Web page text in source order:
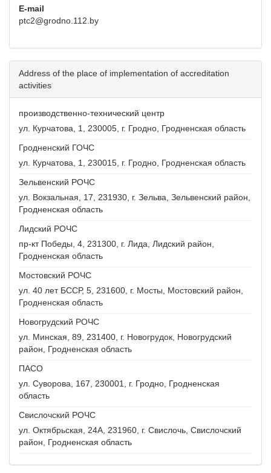
E-mail
ptc2@grodno.112.by
Address of the place of implementation of accreditation
activities
производственно-технический центр
ул. Курчатова, 1, 230005, г. Гродно, Гродненская область
Гродненский ГОЧС
ул. Курчатова, 1, 230015, г. Гродно, Гродненская область
Зельвенский РОЧС
ул. Вокзальная, 17, 231930, г. Зельва, Зельвенский район,
Гродненская область
Лидский РОЧС
пр-кт Победы, 4, 231300, г. Лида, Лидский район,
Гродненская область
Мостовский РОЧС
ул. 40 лет БССР, 5, 231600, г. Мосты, Мостовский район,
Гродненская область
Новогрудский РОЧС
ул. Минская, 89, 231400, г. Новогрудок, Новогрудский
район, Гродненская область
ПАСО
ул. Суворова, 167, 230001, г. Гродно, Гродненская
область
Свислочский РОЧС
ул. Октябрьская, 24А, 231960, г. Свислочь, Свислочский
район, Гродненская область